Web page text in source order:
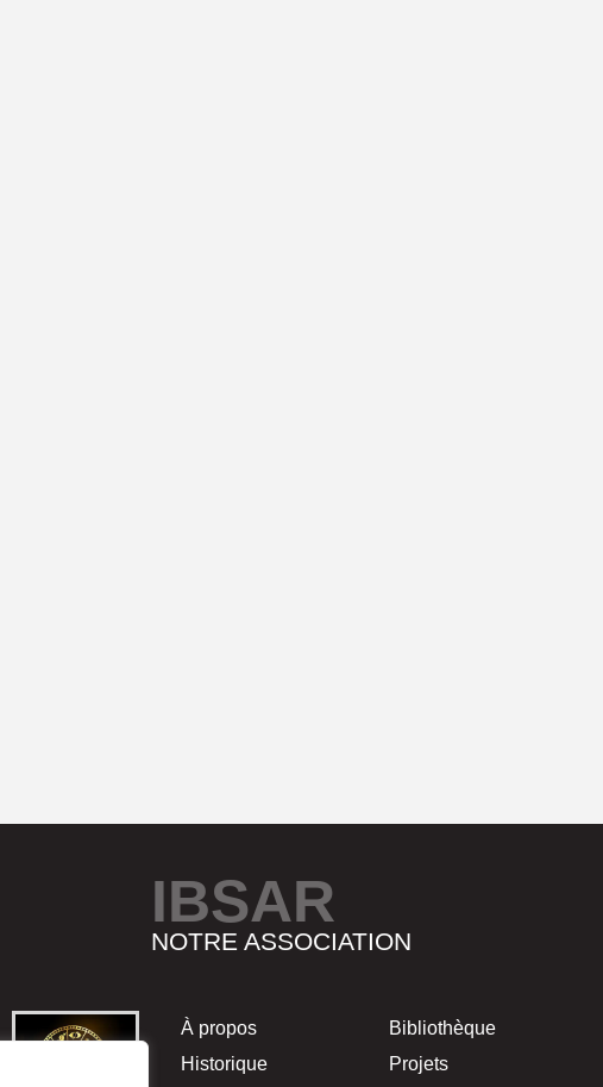
IBSAR
NOTRE ASSOCIATION
À propos
Historique
Bibliothèque
Projets